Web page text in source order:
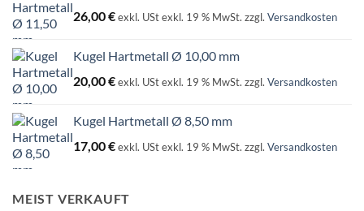
26,00€exkl. UStexkl. 19 % MwSt. zzgl. Versandkosten
Kugel Hartmetall Ø 10,00 mm
20,00€exkl. UStexkl. 19 % MwSt. zzgl. Versandkosten
Kugel Hartmetall Ø 8,50 mm
17,00€exkl. UStexkl. 19 % MwSt. zzgl. Versandkosten
MEIST VERKAUFT